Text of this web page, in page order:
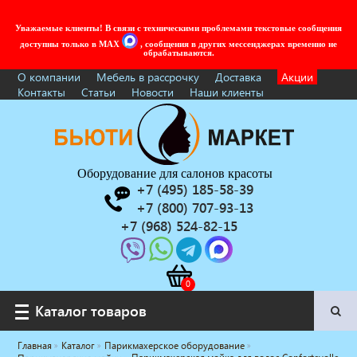
Уважаемые клиенты! В связи с техническими проблемами текстовые сообщения
доступны только в MAX
, сообщения в других мессенджерах временно не
обрабатываются.
О компании Мебель в рассрочку Доставка
Акции
Контакты
Статьи Новости Наши клиенты
Оборудование для салонов красоты
+7 (495) 185-58-39
+7 (800) 707-93-13
+7 (968) 524-82-15
Каталог товаров
Каталог товаров
Главная Каталог
Парикмахерское оборудование